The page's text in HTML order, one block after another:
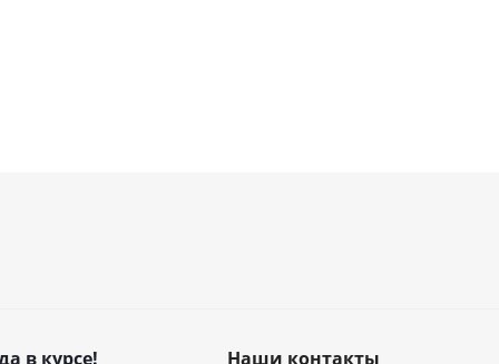
в курсе! Наши контакты